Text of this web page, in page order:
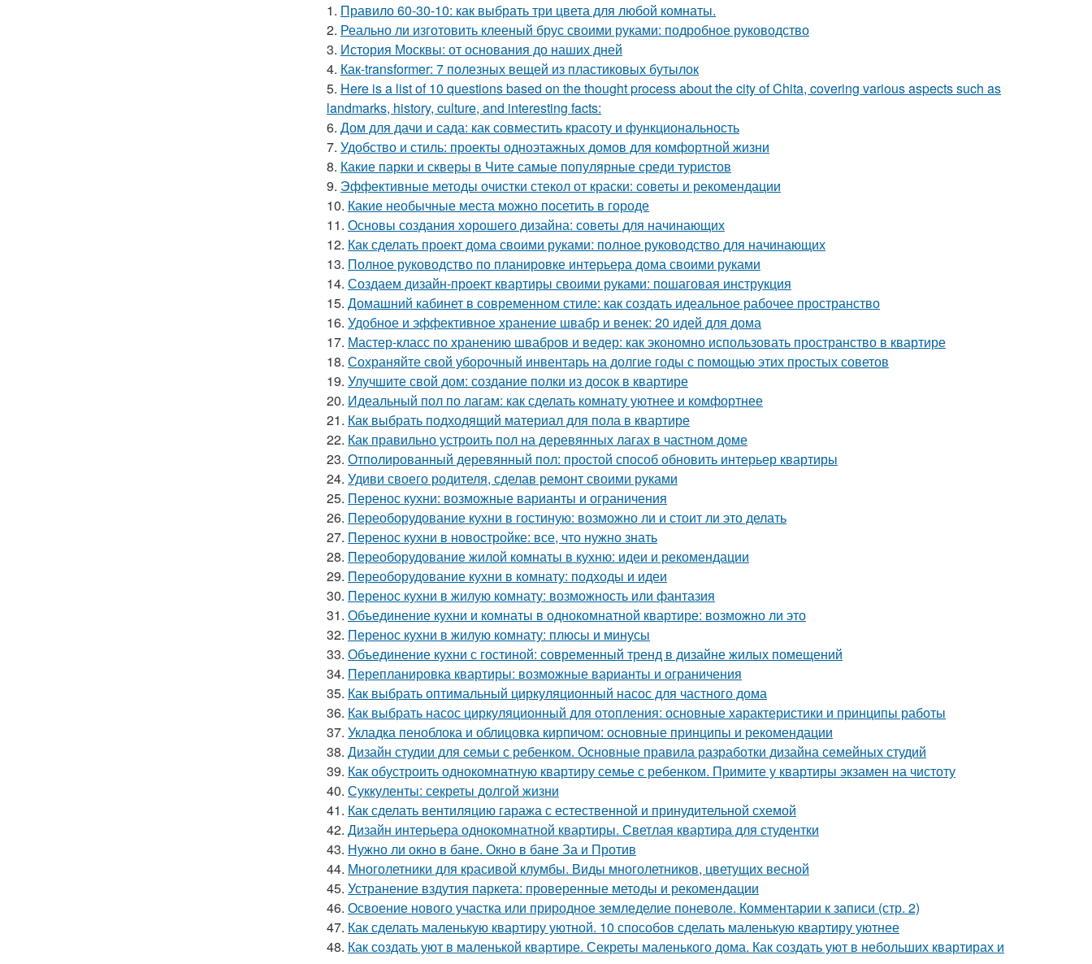
1. Правило 60-30-10: как выбрать три цвета для любой комнаты.
2. Реально ли изготовить клееный брус своими руками: подробное руководство
3. История Москвы: от основания до наших дней
4. Как-transformer: 7 полезных вещей из пластиковых бутылок
5. Here is a list of 10 questions based on the thought process about the city of Chita, covering various aspects such as
landmarks, history, culture, and interesting facts:
6. Дом для дачи и сада: как совместить красоту и функциональность
7. Удобство и стиль: проекты одноэтажных домов для комфортной жизни
8. Какие парки и скверы в Чите самые популярные среди туристов
9. Эффективные методы очистки стекол от краски: советы и рекомендации
10. Какие необычные места можно посетить в городе
11. Основы создания хорошего дизайна: советы для начинающих
12. Как сделать проект дома своими руками: полное руководство для начинающих
13. Полное руководство по планировке интерьера дома своими руками
14. Создаем дизайн-проект квартиры своими руками: пошаговая инструкция
15. Домашний кабинет в современном стиле: как создать идеальное рабочее пространство
16. Удобное и эффективное хранение швабр и венек: 20 идей для дома
17. Мастер-класс по хранению швабров и ведер: как экономно использовать пространство в квартире
18. Сохраняйте свой уборочный инвентарь на долгие годы с помощью этих простых советов
19. Улучшите свой дом: создание полки из досок в квартире
20. Идеальный пол по лагам: как сделать комнату уютнее и комфортнее
21. Как выбрать подходящий материал для пола в квартире
22. Как правильно устроить пол на деревянных лагах в частном доме
23. Отполированный деревянный пол: простой способ обновить интерьер квартиры
24. Удиви своего родителя, сделав ремонт своими руками
25. Перенос кухни: возможные варианты и ограничения
26. Переоборудование кухни в гостиную: возможно ли и стоит ли это делать
27. Перенос кухни в новостройке: все, что нужно знать
28. Переоборудование жилой комнаты в кухню: идеи и рекомендации
29. Переоборудование кухни в комнату: подходы и идеи
30. Перенос кухни в жилую комнату: возможность или фантазия
31. Объединение кухни и комнаты в однокомнатной квартире: возможно ли это
32. Перенос кухни в жилую комнату: плюсы и минусы
33. Объединение кухни с гостиной: современный тренд в дизайне жилых помещений
34. Перепланировка квартиры: возможные варианты и ограничения
35. Как выбрать оптимальный циркуляционный насос для частного дома
36. Как выбрать насос циркуляционный для отопления: основные характеристики и принципы работы
37. Укладка пеноблока и облицовка кирпичом: основные принципы и рекомендации
38. Дизайн студии для семьи с ребенком. Основные правила разработки дизайна семейных студий
39. Как обустроить однокомнатную квартиру семье с ребенком. Примите у квартиры экзамен на чистоту
40. Суккуленты: секреты долгой жизни
41. Как сделать вентиляцию гаража с естественной и принудительной схемой
42. Дизайн интерьера однокомнатной квартиры. Светлая квартира для студентки
43. Нужно ли окно в бане. Окно в бане За и Против
44. Многолетники для красивой клумбы. Виды многолетников, цветущих весной
45. Устранение вздутия паркета: проверенные методы и рекомендации
46. Освоение нового участка или природное земледелие поневоле. Комментарии к записи (стр. 2)
47. Как сделать маленькую квартиру уютной. 10 способов сделать маленькую квартиру уютнее
48. Как создать уют в маленькой квартире. Секреты маленького дома. Как создать уют в небольших квартирах и